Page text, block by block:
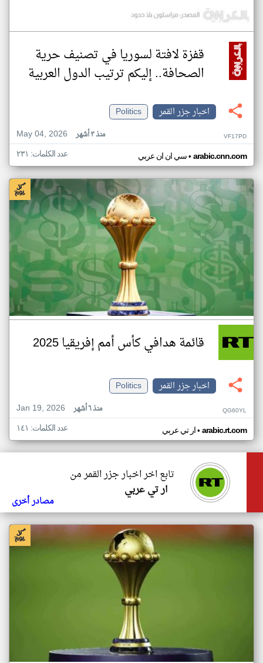
قفزة لافتة لسوريا في تصنيف حرية
الصحافة.. إليكم ترتيب الدول العربية
اخبار جزر القمر
Politics
May 04, 2026
منذ ٣ أشهر VF17PD
سي ان ان عربي• arabic.cnn.com عدد الكلمات: ٢٣١
قائمة هدافي كأس أمم إفريقيا 2025
اخبار جزر القمر
Politics
Jan 19, 2026
منذ ٦ أشهر QG60YL
ار تي عربي• arabic.rt.com عدد الكلمات: ١٤١
تابع اخر اخبار جزر القمر من
ار تي عربي
مصادر أخرى